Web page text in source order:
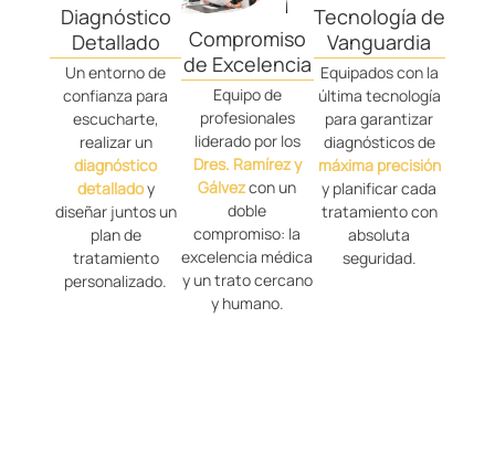
Diagnóstico
Detallado
Un entorno de
confianza para
escucharte,
realizar un
diagnóstico
detalladoy
diseñar juntos un
plan de
tratamiento
personalizado.
Compromiso
de Excelencia
Equipo de
profesionales
liderado por los
Dres. Ramírez y
Gálvezcon un
doble
compromiso: la
excelencia médica
y un trato cercano
y humano.
Tecnología de
Vanguardia
Equipados con la
última tecnología
para garantizar
diagnósticos de
máxima precisión
y planificar cada
tratamiento con
absoluta
seguridad.